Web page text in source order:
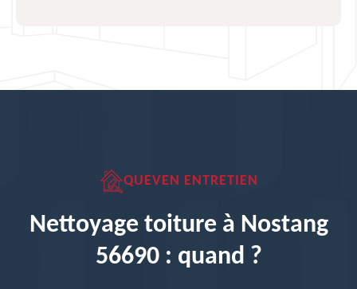
QUEVEN ENTRETIEN
Nettoyage toiture à Nostang
56690 : quand ?